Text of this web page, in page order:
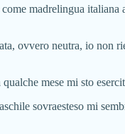
madrelingua
ovvero neutra, io
mese mi sto
sovraesteso mi